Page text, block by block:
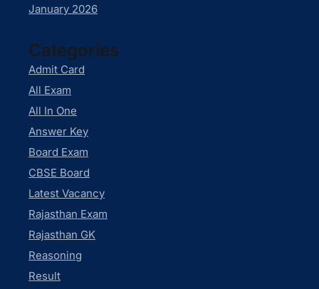
January 2026
Categories
Admit Card
All Exam
All In One
Answer Key
Board Exam
CBSE Board
Latest Vacancy
Rajasthan Exam
Rajasthan GK
Reasoning
Result